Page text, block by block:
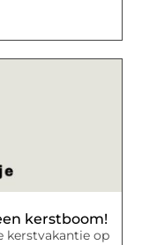
kerstboom!
kerstvakantie op